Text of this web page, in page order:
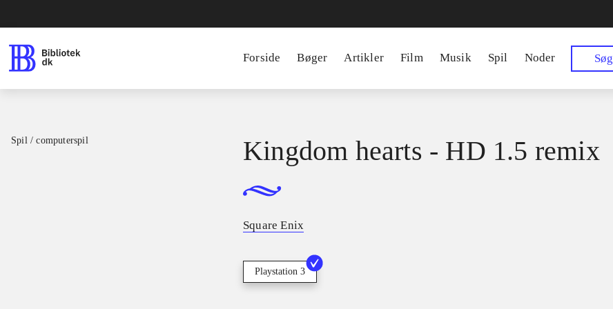
Forside Bøger Artikler Film Musik Spil Noder Søg
Spil / computerspil Kingdom hearts - HD 1.5 remix
Square Enix
Playstation 3